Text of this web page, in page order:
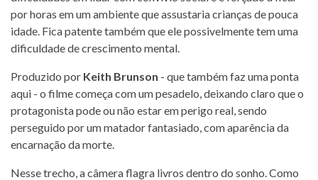
por horas em um ambiente que assustaria crianças de pouca
idade. Fica patente também que ele possivelmente tem uma
dificuldade de crescimento mental.
Produzido por Keith Brunson - que também faz uma ponta
aqui - o filme começa com um pesadelo, deixando claro que o
protagonista pode ou não estar em perigo real, sendo
perseguido por um matador fantasiado, com aparência da
encarnação da morte.
Nesse trecho, a câmera flagra livros dentro do sonho. Como